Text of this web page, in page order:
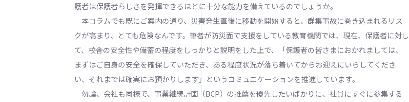
護者は保護者らしさを発揮できるほどに十分な能力を備えているのでしょうか。
本コラムでも既にご案内の通り、災害発生直後に移動を開始すると、群集事故に巻き込まれるリス
クが高まり、とても危険なんです。筆者が防災面で支援をしている教育機関では、現在、保護者に対し
て、校舎の安全性や備蓄の程度をしっかりと説明をした上で、「保護者の皆さまにおかれましては、
まずはご自身の安全を確保していただき、ある程度状況が落ち着いてからお迎えにいらしてくださ
い、それまでは確実にお預かりします」というコミュニケーションを推進しています。
勿論、会社も同様で、事業継続計画（BCP）の推薦を優先したいばかりに、社員にすぐに参集する